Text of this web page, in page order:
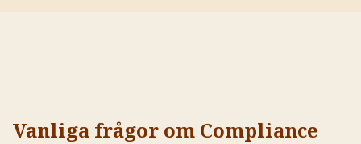
Vanliga frågor om Compliance